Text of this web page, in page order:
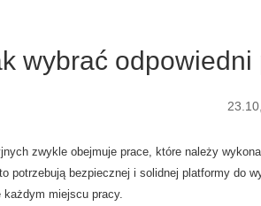
wybrać
zwykle obejmuje prace, które należy
potrzebują bezpiecznej i solidnej platformy do
miejscu pracy.